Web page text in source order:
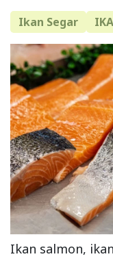
Ikan Segar
Ikan salmon,